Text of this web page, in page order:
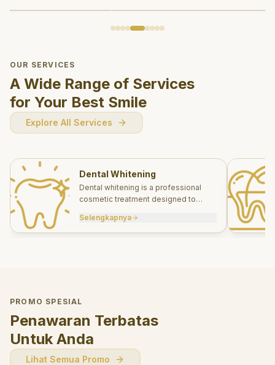
OUR SERVICES
A Wide Range of Services
for Your Best Smile
Explore All Services
Dental Whitening
Dental whitening is a professional
cosmetic treatment designed to
effectively.
Selengkapnya
PROMO SPESIAL
Penawaran Terbatas
Untuk Anda
Lihat Semua Promo